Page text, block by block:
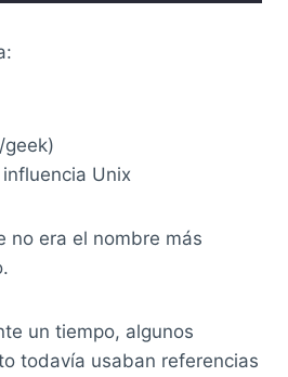
Unix
no era el nombre más
un tiempo, algunos
todavía usaban referencias